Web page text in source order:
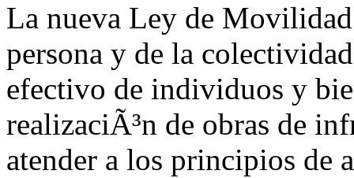
La nueva Ley de
persona y de la
efectivo de individuos y
realizaciÃ³n de obras de
atender a los principios de